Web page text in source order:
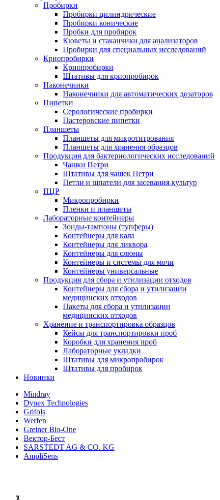
Пробирки
Пробирки цилиндрические
Пробирки конические
Пробки для пробирок
Кюветы и стаканчики для анализаторов
Пробирки для специальных исследований
Криопробирки
Криопробирки
Штативы для криопробирок
Наконечники
Наконечники для автоматических дозаторов
Пипетки
Серологические пробирки
Пастеровские пипетки
Планшеты
Планшеты для микротитрования
Планшеты для хранения образцов
Продукция для бактериологических исследований
Чашки Петри
Штативы для чашек Петри
Петли и шпатели для засевания культур
ПЦР
Микропробирки
Пленки и планшеты
Лабораторные контейнеры
Зонды-тампоны (тупферы)
Контейнеры для кала
Контейнеры для ликвора
Контейнеры для слюны
Контейнеры и системы для мочи
Контейнеры универсальные
Продукция для сбора и утилизации отходов
Контейнеры для сбора и утилизации
медицинских отходов
Пакеты для сбора и утилизации
медицинских отходов
Хранение и транспортировка образцов
Кейсы для транспортировки проб
Коробки для хранения проб
Лабораторные укладки
Штативы для микропробирок
Штативы для пробирок
Новинки
Mindray
Dynex Technologies
Grifols
Werfen
Greiner Bio-One
Вектор-Бест
SARSTEDT AG & CO. KG
AmpliSens